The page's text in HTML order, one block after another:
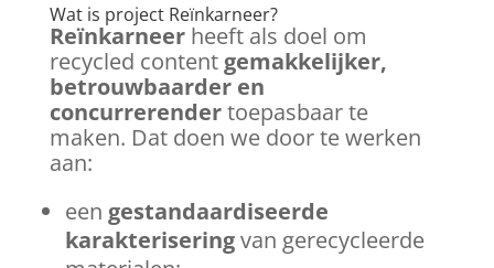
Wat is project Reïnkarneer?
Reïnkarneerheeft als doel om
recycled content gemakkelijker,
betrouwbaarder en
concurrerendertoepasbaar te
maken. Dat doen we door te werken
aan:
een gestandaardiseerde
karakteriseringvan gerecycleerde